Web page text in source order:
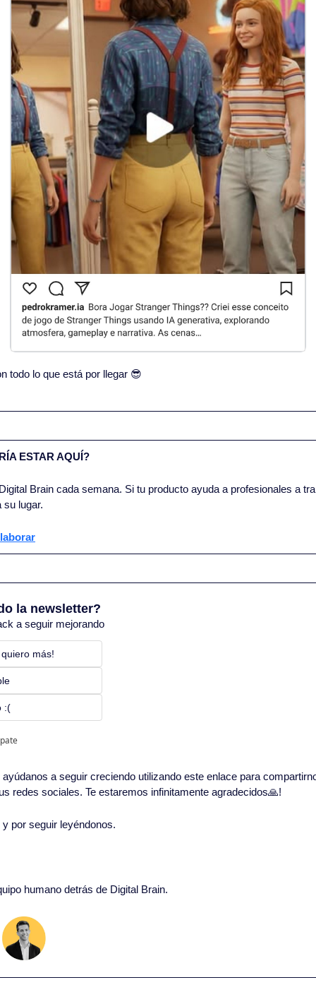
todo lo que está por llegar 😎
ESTAR AQUÍ?
Brain cada semana. Si tu producto ayuda a profesionales a
su lugar.
la newsletter?
a seguir mejorando
más!
:(
a seguir creciendo utilizando este enlace para
redes sociales. Te estaremos infinitamente agradecidos🙏!
por seguir leyéndonos.
humano detrás de Digital Brain.